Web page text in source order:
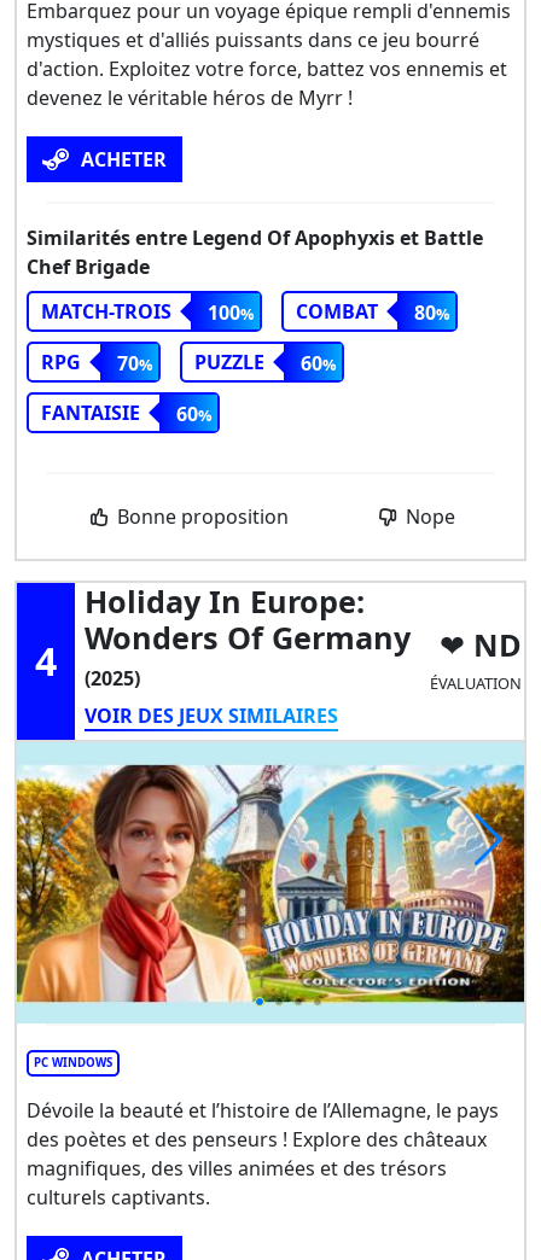
Embarquez pour un voyage épique rempli d'ennemis
mystiques et d'alliés puissants dans ce jeu bourré
d'action. Exploitez votre force, battez vos ennemis et
devenez le véritable héros de Myrr !
ACHETER
Similarités entre Legend Of Apophyxis et Battle
Chef Brigade
MATCH-TROIS
100 COMBAT
80
RPG
70 PUZZLE
60
FANTAISIE
60
Bonne proposition Nope
4
Holiday In Europe:
Wonders Of Germany
(2025)
VOIR DES JEUX SIMILAIRES
ND
ÉVALUATION
PC WINDOWS
Dévoile la beauté et l’histoire de l’Allemagne, le pays
des poètes et des penseurs ! Explore des châteaux
magnifiques, des villes animées et des trésors
culturels captivants.